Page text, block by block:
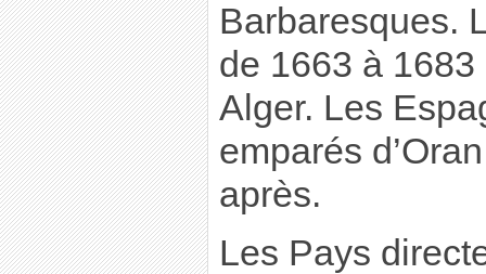
Barbaresques.
de 1663 à
Alger. Les
emparés
après.
Les Pays